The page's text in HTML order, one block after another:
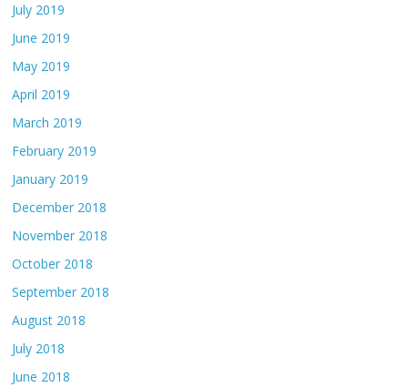
July 2019
June 2019
May 2019
April 2019
March 2019
February 2019
January 2019
December 2018
November 2018
October 2018
September 2018
August 2018
July 2018
June 2018